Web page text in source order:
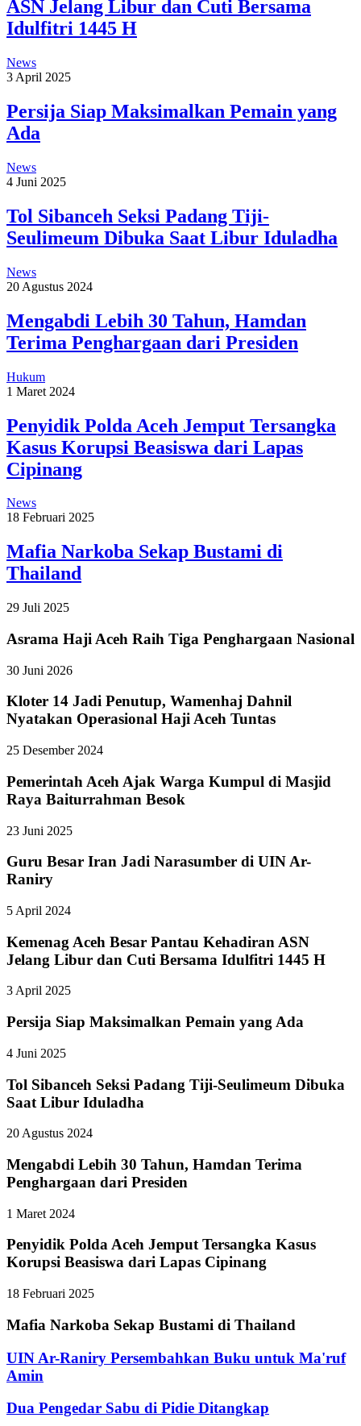
ASN Jelang Libur dan Cuti Bersama
Idulfitri 1445 H
News
3 April 2025
Persija Siap Maksimalkan Pemain yang
Ada
News
4 Juni 2025
Tol Sibanceh Seksi Padang Tiji-
Seulimeum Dibuka Saat Libur Iduladha
News
20 Agustus 2024
Mengabdi Lebih 30 Tahun, Hamdan
Terima Penghargaan dari Presiden
Hukum
1 Maret 2024
Penyidik Polda Aceh Jemput Tersangka
Kasus Korupsi Beasiswa dari Lapas
Cipinang
News
18 Februari 2025
Mafia Narkoba Sekap Bustami di
Thailand
29 Juli 2025
Asrama Haji Aceh Raih Tiga Penghargaan Nasional
30 Juni 2026
Kloter 14 Jadi Penutup, Wamenhaj Dahnil
Nyatakan Operasional Haji Aceh Tuntas
25 Desember 2024
Pemerintah Aceh Ajak Warga Kumpul di Masjid
Raya Baiturrahman Besok
23 Juni 2025
Guru Besar Iran Jadi Narasumber di UIN Ar-
Raniry
5 April 2024
Kemenag Aceh Besar Pantau Kehadiran ASN
Jelang Libur dan Cuti Bersama Idulfitri 1445 H
3 April 2025
Persija Siap Maksimalkan Pemain yang Ada
4 Juni 2025
Tol Sibanceh Seksi Padang Tiji-Seulimeum Dibuka
Saat Libur Iduladha
20 Agustus 2024
Mengabdi Lebih 30 Tahun, Hamdan Terima
Penghargaan dari Presiden
1 Maret 2024
Penyidik Polda Aceh Jemput Tersangka Kasus
Korupsi Beasiswa dari Lapas Cipinang
18 Februari 2025
Mafia Narkoba Sekap Bustami di Thailand
UIN Ar-Raniry Persembahkan Buku untuk Ma'ruf
Amin
Dua Pengedar Sabu di Pidie Ditangkap